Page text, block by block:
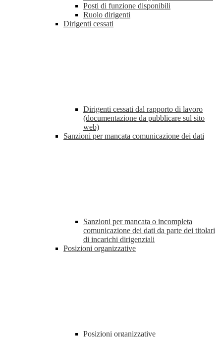
Posti di funzione disponibili
Ruolo dirigenti
Dirigenti cessati
Dirigenti cessati dal rapporto di lavoro
(documentazione da pubblicare sul sito
web)
Sanzioni per mancata comunicazione dei dati
Sanzioni per mancata o incompleta
comunicazione dei dati da parte dei titolari
di incarichi dirigenziali
Posizioni organizzative
Posizioni organizzative